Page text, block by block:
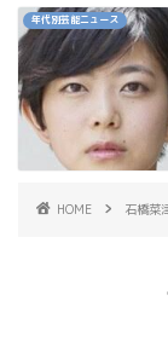
年代別芸能ニュース
HOME 石橋